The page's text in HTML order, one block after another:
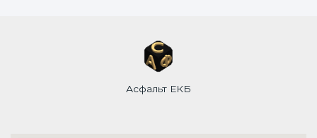
Асфальт ЕКБ